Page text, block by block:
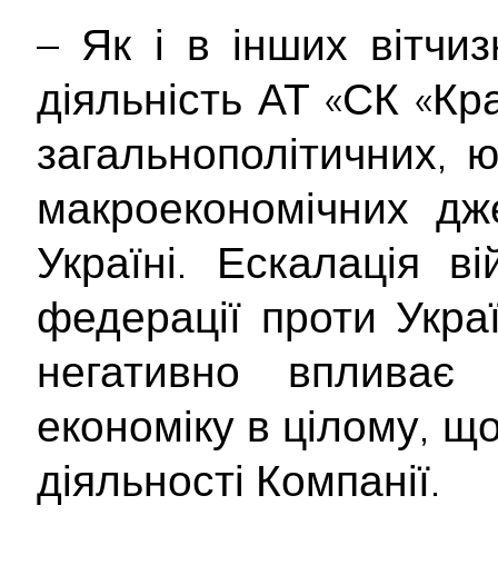
– Як і в інших
діяльність АТ «СК
загальнополітичних,
макроекономічних
Україні. Ескалація
федерації проти
негативно
економіку в цілому,
діяльності Компанії.